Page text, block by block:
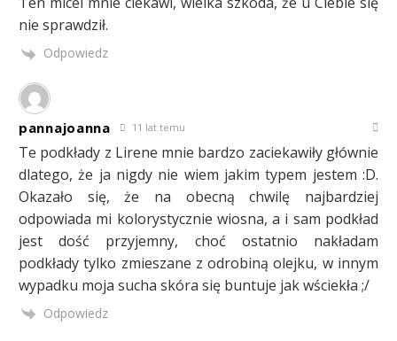
nie sprawdził.
Odpowiedz
pannajoanna 11 lat temu
Te podkłady z Lirene mnie bardzo zaciekawiły głównie
dlatego, że ja nigdy nie wiem jakim typem jestem :D.
Okazało się, że na obecną chwilę najbardziej
odpowiada mi kolorystycznie wiosna, a i sam podkład
jest dość przyjemny, choć ostatnio nakładam
podkłady tylko zmieszane z odrobiną olejku, w innym
wypadku moja sucha skóra się buntuje jak wściekła ;/
Odpowiedz